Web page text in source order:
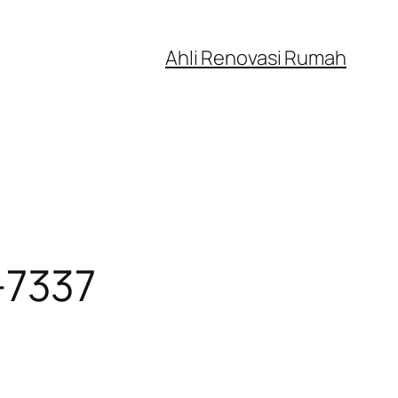
Ahli Renovasi Rumah